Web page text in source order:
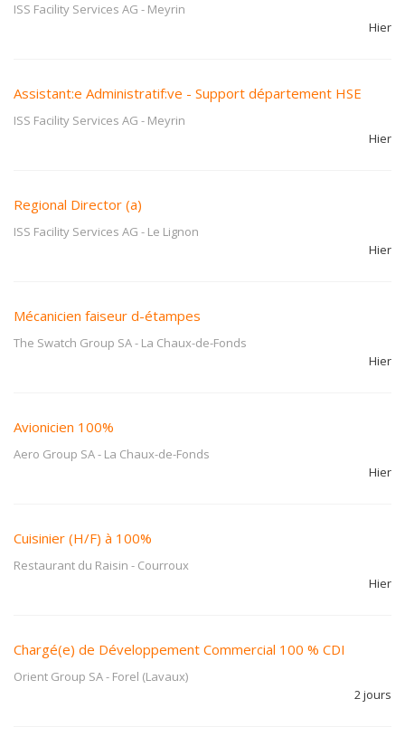
ISS Facility Services AG - Meyrin
Hier
Assistant:e Administratif:ve - Support département HSE
ISS Facility Services AG - Meyrin
Hier
Regional Director (a)
ISS Facility Services AG - Le Lignon
Hier
Mécanicien faiseur d-étampes
The Swatch Group SA- La Chaux-de-Fonds
Hier
Avionicien 100%
Aero Group SA- La Chaux-de-Fonds
Hier
Cuisinier (H/F) à 100%
Restaurant du Raisin - Courroux
Hier
Chargé(e) de Développement Commercial 100 % CDI
Orient Group SA- Forel (Lavaux)
2 jours